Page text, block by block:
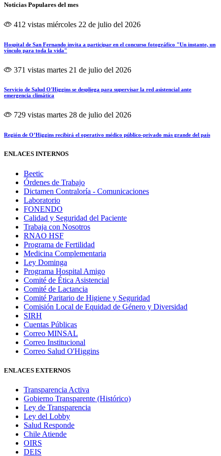
Noticias Populares del mes
412 vistas miércoles 22 de julio del 2026
Hospital de San Fernando invita a participar en el concurso fotográfico "Un instante, un
vínculo para toda la vida"
371 vistas martes 21 de julio del 2026
Servicio de Salud O'Higgins se despliega para supervisar la red asistencial ante
emergencia climática
729 vistas martes 28 de julio del 2026
Región de O’Higgins recibirá el operativo médico público-privado más grande del país
ENLACES INTERNOS
Beetic
Órdenes de Trabajo
Dictamen Contraloría - Comunicaciones
Laboratorio
FONENDO
Calidad y Seguridad del Paciente
Trabaja con Nosotros
RNAO HSF
Programa de Fertilidad
Medicina Complementaria
Ley Dominga
Programa Hospital Amigo
Comité de Ética Asistencial
Comité de Lactancia
Comité Paritario de Higiene y Seguridad
Comisión Local de Equidad de Género y Diversidad
SIRH
Cuentas Públicas
Correo MINSAL
Correo Institucional
Correo Salud O'Higgins
ENLACES EXTERNOS
Transparencia Activa
Gobierno Transparente (Histórico)
Ley de Transparencia
Ley del Lobby
Salud Responde
Chile Atiende
OIRS
DEIS